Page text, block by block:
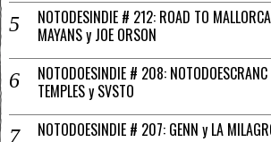
NOTODESINDIE # 212: ROAD TO
MAYANS y JOE ORSON
NOTODOESINDIE # 208:
TEMPLES y SVSTO
NOTODOESINDIE # 207: GENN y LA